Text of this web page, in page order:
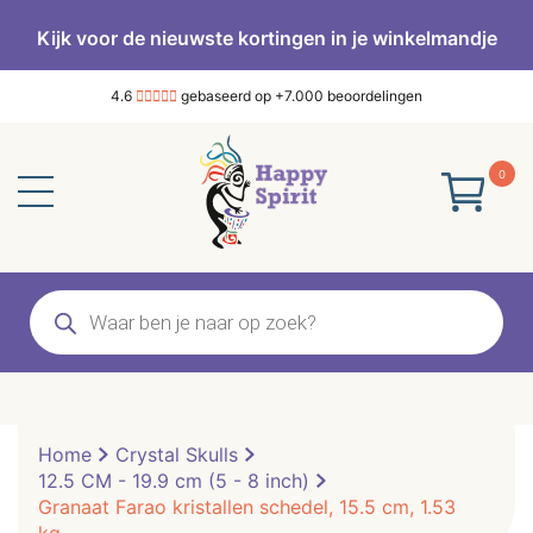
Kijk voor de nieuwste kortingen in je winkelmandje
4.6 gebaseerd op +7.000 beoordelingen
0
Producten
zoeken
Home
Crystal Skulls
12.5 CM - 19.9 cm (5 - 8 inch)
Granaat Farao kristallen schedel, 15.5 cm, 1.53